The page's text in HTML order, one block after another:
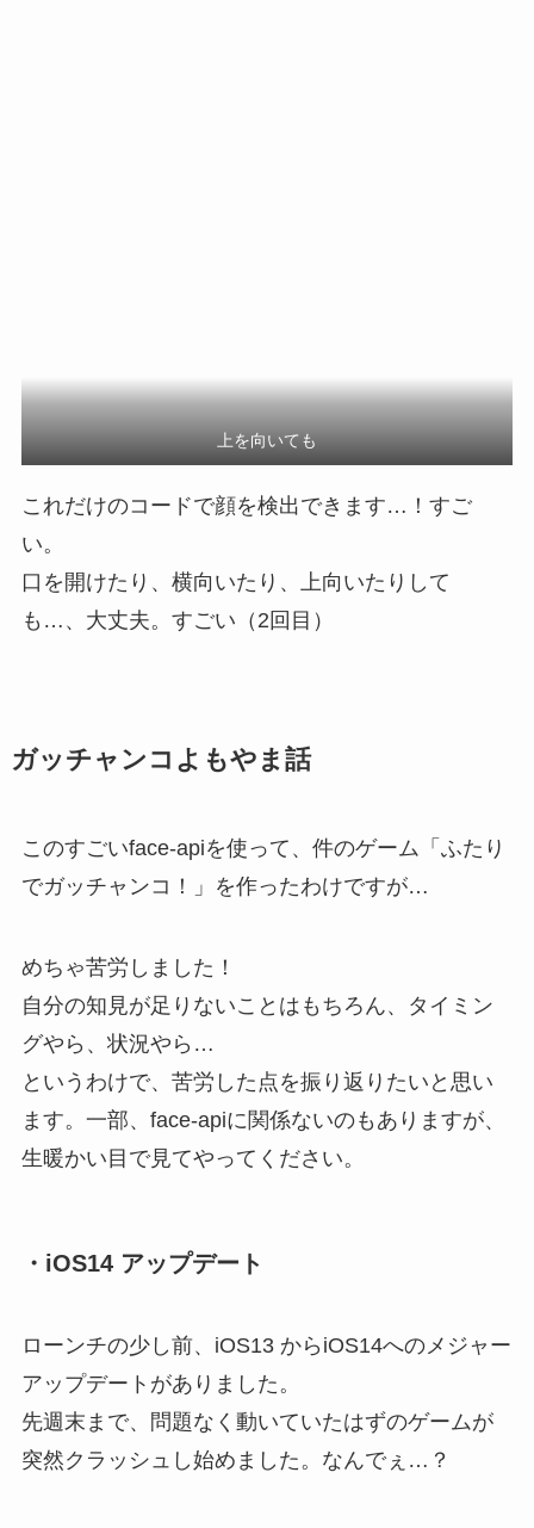
上を向いても
これだけのコードで顔を検出できます…！すご
い。
口を開けたり、横向いたり、上向いたりして
も…、大丈夫。すごい（2回目）
ガッチャンコよもやま話
このすごいface-apiを使って、件のゲーム「ふたり
でガッチャンコ！」を作ったわけですが…
めちゃ苦労しました！
自分の知見が足りないことはもちろん、タイミン
グやら、状況やら…
というわけで、苦労した点を振り返りたいと思い
ます。一部、face-apiに関係ないのもありますが、
生暖かい目で見てやってください。
・iOS14 アップデート
ローンチの少し前、iOS13 からiOS14へのメジャー
アップデートがありました。
先週末まで、問題なく動いていたはずのゲームが
突然クラッシュし始めました。なんでぇ…？